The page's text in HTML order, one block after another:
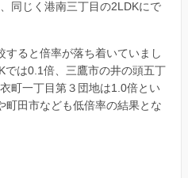
同じく港南三丁目の2LDKにで
ると倍率が落ち着いていまし
では0.1倍、三鷹市の井の頭五丁
町一丁目第３団地は1.0倍とい
町田市なども低倍率の結果とな